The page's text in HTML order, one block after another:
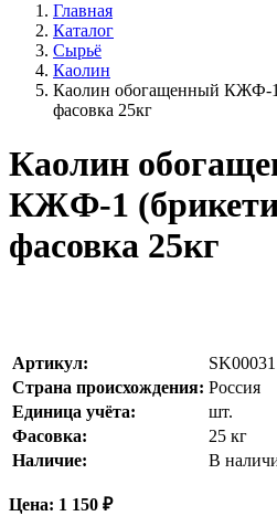
Главная
Каталог
Сырьё
Каолин
Каолин обогащенный КЖФ-
фасовка 25кг
Каолин
КЖФ-1
фасовка 25кг
Артикул:
SK00031
Страна происхождения: Россия
Единица учёта:
шт.
Фасовка:
25 кг
Наличие:
В
Цена: 1 150 ₽